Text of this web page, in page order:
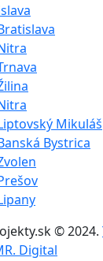
Mikuláš
Bystrica
© 2024.
Digital